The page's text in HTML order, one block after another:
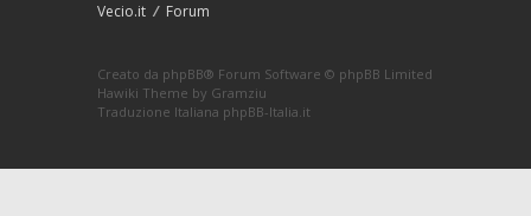
Vecio.it Forum
Creato da phpBB® Forum Software © phpBB Limited
Hawiki Theme by Gramziu
Traduzione Italiana phpBB-Italia.it